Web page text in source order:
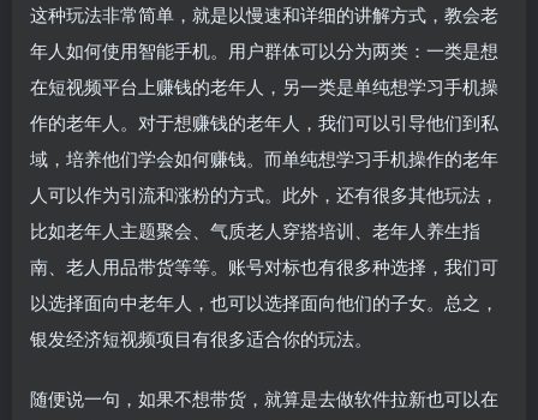
这种玩法非常简单，就是以慢速和详细的讲解方式，教会老
年人如何使用智能手机。用户群体可以分为两类：一类是想
在短视频平台上赚钱的老年人，另一类是单纯想学习手机操
作的老年人。对于想赚钱的老年人，我们可以引导他们到私
域，培养他们学会如何赚钱。而单纯想学习手机操作的老年
人可以作为引流和涨粉的方式。此外，还有很多其他玩法，
比如老年人主题聚会、气质老人穿搭培训、老年人养生指
南、老人用品带货等等。账号对标也有很多种选择，我们可
以选择面向中老年人，也可以选择面向他们的子女。总之，
银发经济短视频项目有很多适合你的玩法。
随便说一句，如果不想带货，就算是去做软件拉新也可以在